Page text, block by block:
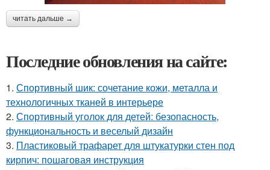
читать дальше →
Последние обновления на сайте:
1. Спортивный шик: сочетание кожи, металла и
технологичных тканей в интерьере
2. Спортивный уголок для детей: безопасность,
функциональность и веселый дизайн
3. Пластиковый трафарет для штукатурки стен под
кирпич: пошаговая инструкция